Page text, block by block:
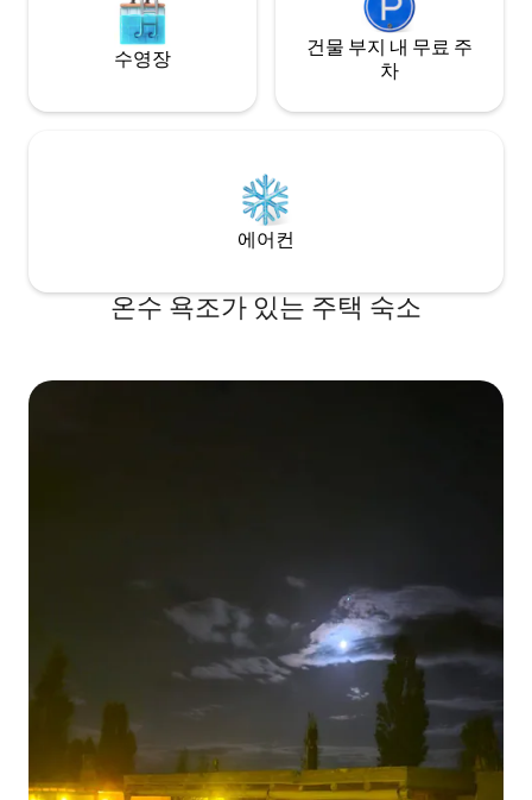
수영장
건물 부지 내 무료 주
차
에어컨
온수 욕조가 있는 주택 숙소